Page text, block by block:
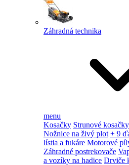
Záhradná technika
menu
Kosačky Strunové kosačky
Nožnice na živý plot + 9
lístia a fukáre Motorové
Záhradné postrekovače
a vozíky na hadice Drviče